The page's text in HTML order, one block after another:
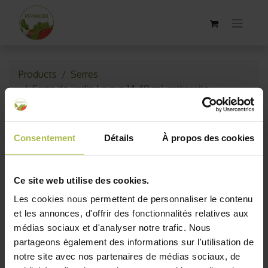
Consentement Détails À propos des cookies
Ce site web utilise des cookies.
Les cookies nous permettent de personnaliser le contenu
et les annonces, d'offrir des fonctionnalités relatives aux
médias sociaux et d'analyser notre trafic. Nous
partageons également des informations sur l'utilisation de
notre site avec nos partenaires de médias sociaux, de
Products
Serres
Serre de jardin Laurus 14,40 m² anthracite
En rupture de stock